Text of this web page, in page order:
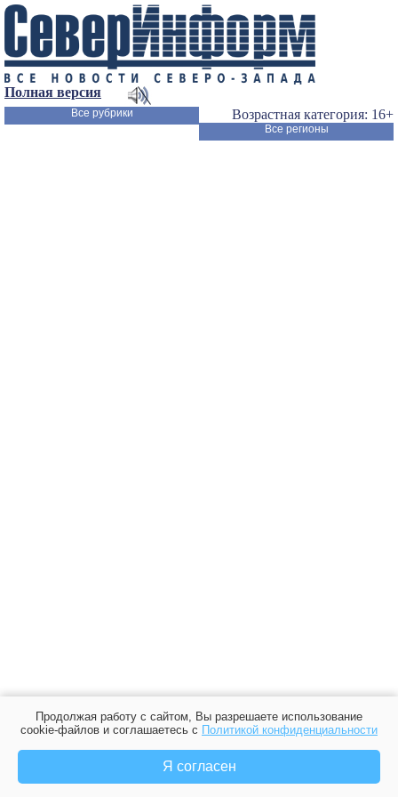
Полная версия
Возрастная категория: 16+
Все рубрики
Все регионы
Продолжая работу с сайтом, Вы разрешаете использование
cookie-файлов и соглашаетесь с Политикой конфиденциальности
Я согласен